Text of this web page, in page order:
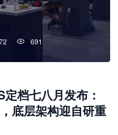
691
档七八月发布：
底层架构迎自研重